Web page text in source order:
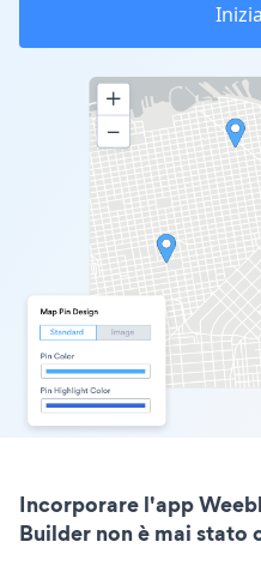
Incorporare l'app
Builder non è mai stato